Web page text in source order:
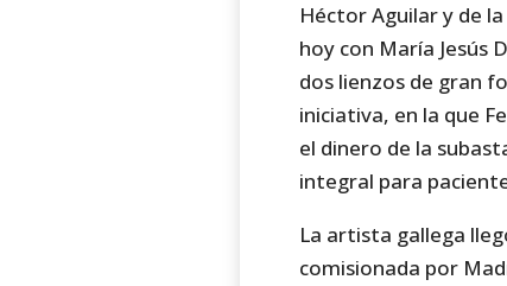
Héctor Aguilar y de
hoy con María Jesús
dos lienzos de gran
iniciativa, en la que
el dinero de la
integral para
La artista gallega
comisionada por